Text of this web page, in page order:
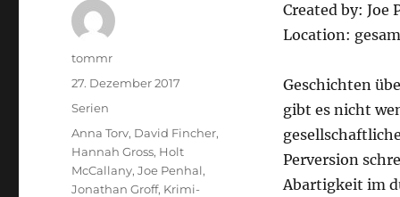
Created by: Joe
Location:
Geschichten
gibt es nicht
Perversion
Abartigkeit im
Autor
tommr
Veröffentlicht
27. Dezember 2017
Kategorien
Serien
Schlagwörter
Anna Torv, David Fincher,
Hannah Gross, Holt
McCallany,Joe Penhal,
Jonathan Groff, Krimi-